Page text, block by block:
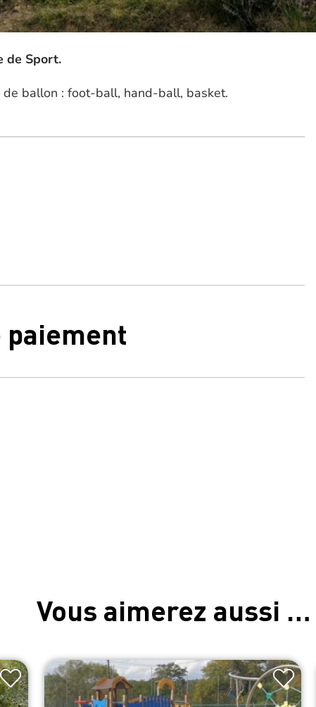
de Sport.
ballon : foot-ball, hand-ball, basket.
paiement
Vous aimerez aussi …